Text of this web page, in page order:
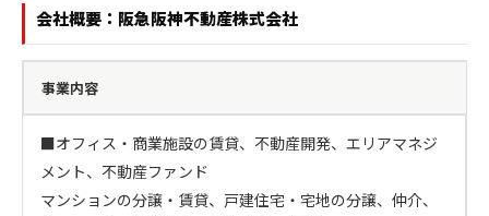
会社概要：阪急阪神不動産株式会社
事業内容
■オフィス・商業施設の賃貸、不動産開発、エリアマネジ
メント、不動産ファンド
マンションの分譲・賃貸、戸建住宅・宅地の分譲、仲介、